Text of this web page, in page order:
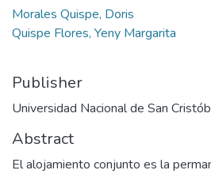
Morales Quispe, Doris
Quispe Flores, Yeny Margarita
Publisher
Universidad Nacional de San
Abstract
El alojamiento conjunto es la